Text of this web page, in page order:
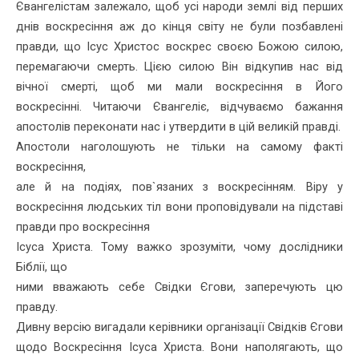
Євангелістам залежало, щоб усі народи землі від перших
днів воскресіння аж до кінця світу не були позбавлені
правди, що Ісус Христос воскрес своєю Божою силою,
перемагаючи смерть. Цією силою Він відкупив нас від
вічної смерті, щоб ми мали воскресіння в Його
воскресінні. Читаючи Євангеліє, відчуваємо бажання
апостолів переконати нас і утвердити в цій ве­ликій правді.
Апостоли наголошують не тільки на самому факті
воскресіння,
але й на подіях, пов`язаних з воскресінням. Віру у
воскресіння людських тіл вони проповідували на підставі
правди про воскресіння
Ісуса Христа. Тому важко зрозуміти, чому дослідники
Біблії, що
ними вважають себе Свідки Єгови, заперечують цю
правду.
Дивну версію вигадали керівники організації Свідків Єгови
щодо Воскресіння Ісуса Христа. Вони наполягають, що